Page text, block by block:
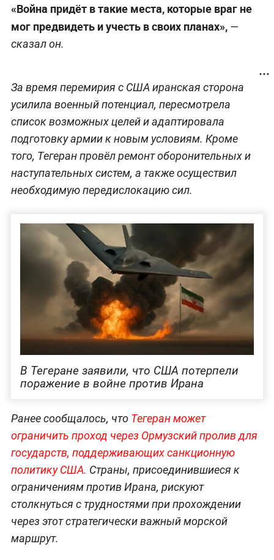
«Война придёт в такие места, которые враг не
мог предвидеть и учесть в своих планах», —
сказал он.
За время перемирия с США иранская сторона
усилила военный потенциал, пересмотрела
список возможных целей и адаптировала
подготовку армии к новым условиям. Кроме
того, Тегеран провёл ремонт оборонительных и
наступательных систем, а также осуществил
необходимую передислокацию сил.
В Тегеране заявили, что США потерпели
поражение в войне против Ирана
Ранее сообщалось, что Тегеран может
ограничить проход через Ормузский пролив для
государств, поддерживающих санкционную
политику США. Страны, присоединившиеся к
ограничениям против Ирана, рискуют
столкнуться с трудностями при прохождении
через этот стратегически важный морской
маршрут.